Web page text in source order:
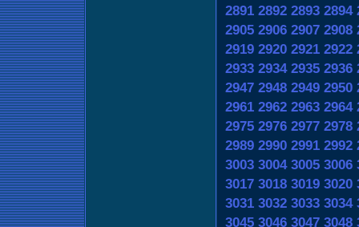
2891 2892 2893 2894
2905 2906 2907 2908
2919 2920 2921 2922
2933 2934 2935 2936
2947 2948 2949 2950
2961 2962 2963 2964
2975 2976 2977 2978
2989 2990 2991 2992
3003 3004 3005 3006
3017 3018 3019 3020
3031 3032 3033 3034
3045 3046 3047 3048